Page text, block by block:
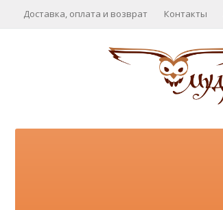
Доставка, оплата и возврат Контакты